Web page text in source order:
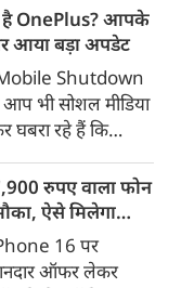
की बड़ी बैटरी
Snapdragon
पेश किया है। फोन में
कैमरा दिया गया है।
Redmi Note 17 में
Glass 7i
रेटिंग और मजबूत
मिलते हैं।
है OnePlus? आपके
आया बड़ा अपडेट
Shutdown
भी सोशल मीडिया
घबरा रहे हैं कि
टेक वर्ल्ड में किसी
किलर' के नाम से
को लेकर इंटरनेट पर
का दौर जारी है।
रुपए वाला फोन
ऐसे मिलेगा
16 पर
ऑफर लेकर